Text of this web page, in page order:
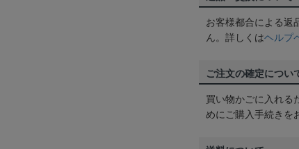
お客様都合による返
ん。詳しくはヘルプ
ご注文の確定につい
買い物かごに入れる
めにご購入手続きを